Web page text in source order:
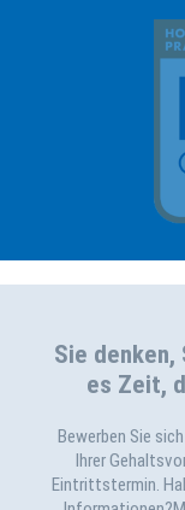
Sie denken,
es Zeit,
Bewerben Sie
Ihrer
Eintrittstermin.